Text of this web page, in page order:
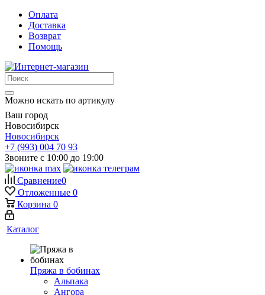
Оплата
Доставка
Возврат
Помощь
Можно искать по артикулу
Ваш город
Новосибирск
Новосибирск
+7 (993) 004 70 93
Звоните с 10:00 до 19:00
Сравнение0
Отложенные 0
Корзина 0
Каталог
Пряжа в бобинах
Альпака
Ангора